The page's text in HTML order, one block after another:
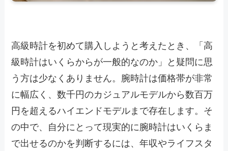
高級時計を初めて購入しようと考えたとき、「高
級時計はいくらからが一般的なのか」と疑問に思
う方は少なくありません。腕時計は価格帯が非常
に幅広く、数千円のカジュアルモデルから数百万
円を超えるハイエンドモデルまで存在します。そ
の中で、自分にとって現実的に腕時計はいくらま
で出せるのかを判断するには、年収やライフスタ